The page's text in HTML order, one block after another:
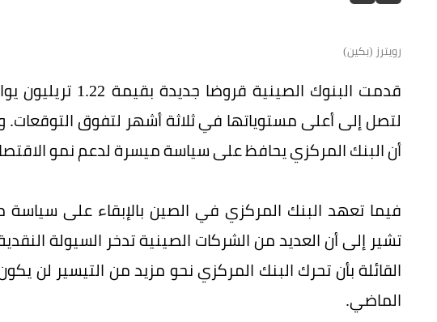
رويترز (بكين)
لتصل إلى أعلى مستوياتها في ثلاثة أشهر لتفوق التوقعات.
أن البنك المركزي يحافظ على سياسة ميسرة لدعم نمو
فيما تعهد البنك المركزي في الصين بالإبقاء على
تشير إلى أن العديد من الشركات الصينية تدخر السيولة
القائلة بأن تحرك البنك المركزي نحو مزيد من التيسير لن
الماضي.